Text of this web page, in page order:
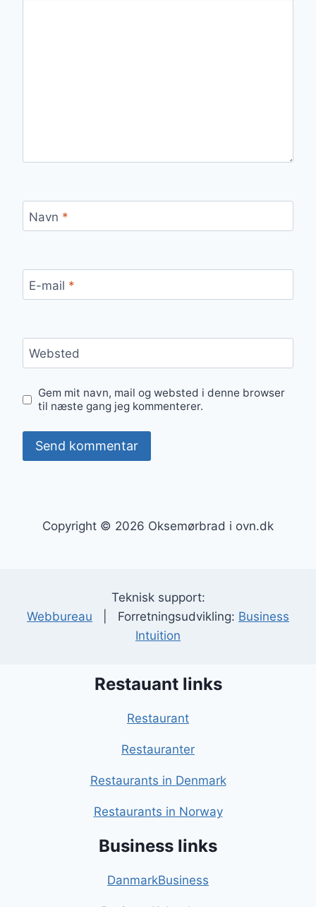
Navn *
E-mail *
Websted
Gem mit navn, mail og websted i denne browser
til næste gang jeg kommenterer.
Copyright © 2026 Oksemørbrad i ovn.dk
Teknisk support:
Webbureau | Forretningsudvikling: Business
Intuition
Restauant links
Restaurant
Restauranter
Restaurants in Denmark
Restaurants in Norway
Business links
DanmarkBusiness